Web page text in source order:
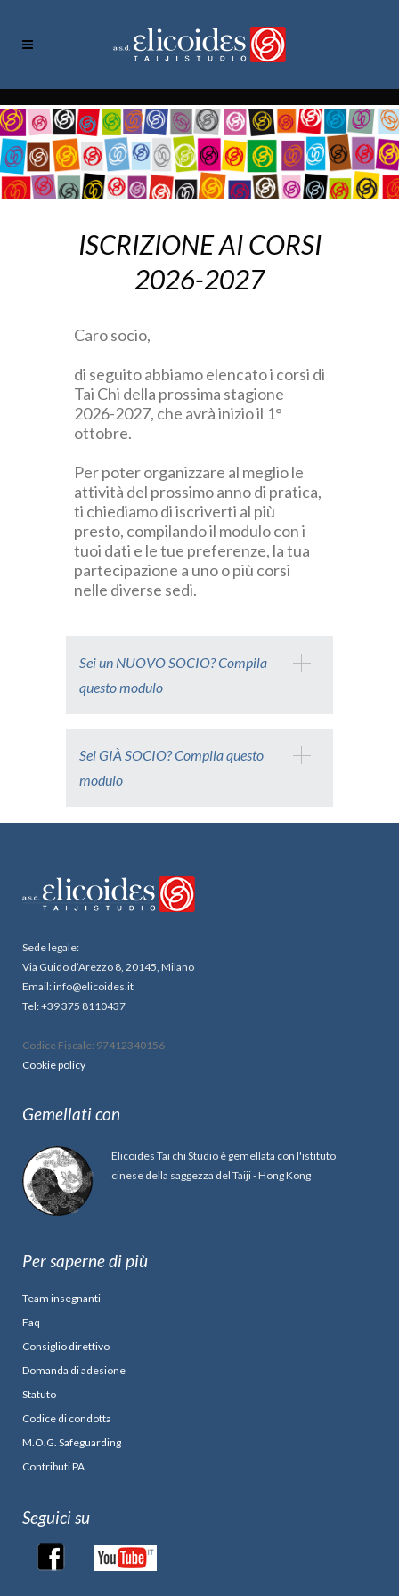
ISCRIZIONE AI CORSI
2026-2027
Caro socio,
di seguito abbiamo elencato i corsi di
Tai Chi della prossima stagione
2026-2027, che avrà inizio il 1°
ottobre.
Per poter organizzare al meglio le
attività del prossimo anno di pratica,
ti chiediamo di iscriverti al più
presto, compilando il modulo con i
tuoi dati e le tue preferenze, la tua
partecipazione a uno o più corsi
nelle diverse sedi.
Sei un NUOVO SOCIO? Compila
questo modulo
Sei GIÀ SOCIO? Compila questo
modulo
Sede legale:
Via Guido d’Arezzo 8, 20145, Milano
Email: info@elicoides.it
Tel: +39 375 8110437
Codice Fiscale: 97412340156
Cookie policy
Gemellati con
Elicoides Tai chi Studio è gemellata con l'istituto
cinese della saggezza del Taiji - Hong Kong
Per saperne di più
Team insegnanti
Faq
Consiglio direttivo
Domanda di adesione
Statuto
Codice di condotta
M.O.G. Safeguarding
Contributi PA
Seguici su